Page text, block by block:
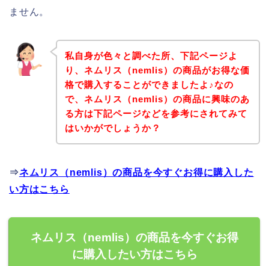
ません。
私自身が色々と調べた所、下記ページよ
り、ネムリス（nemlis）の商品がお得な価
格で購入することができましたよ♪なの
で、ネムリス（nemlis）の商品に興味のあ
る方は下記ページなどを参考にされてみて
はいかがでしょうか？
⇒ネムリス（nemlis）の商品を今すぐお得に購入した
い方はこちら
ネムリス（nemlis）の商品を今すぐお得
に購入したい方はこちら